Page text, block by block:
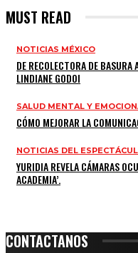
MUST READ
NOTICIAS MÉXICO
DE RECOLECTORA DE
LINDIANE GODOI
SALUD MENTAL Y
CÓMO MEJORAR LA
NOTICIAS DEL
YURIDIA REVELA CÁMARAS
ACADEMIA’.
CONTACTANOS